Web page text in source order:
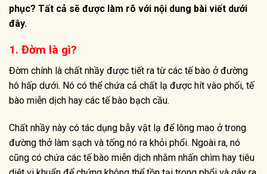
phục? Tất cả sẽ được làm rõ với nội dung bài viết dưới
đây.
1. Đờm là gì?
Đờm chính là chất nhầy được tiết ra từ các tế bào ở đường
hô hấp dưới. Nó có thể chứa cả chất lạ được hít vào phổi, tế
bào miễn dịch hay các tế bào bạch cầu.
Chất nhầy này có tác dụng bẫy vật lạ để lông mao ở trong
đường thở làm sạch và tống nó ra khỏi phổi. Ngoài ra, nó
cũng có chứa các tế bào miễn dịch nhằm nhấn chìm hay tiêu